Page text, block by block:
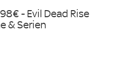
- Evil Dead Rise
& Serien